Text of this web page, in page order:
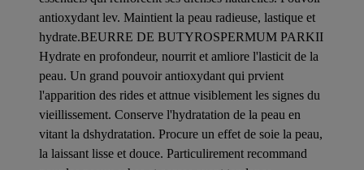
antioxydant lev. Maintient la peau radieuse, lastique et
hydrate.BEURRE DE BUTYROSPERMUM PARKII
Hydrate en profondeur, nourrit et amliore l'lasticit de la
peau. Un grand pouvoir antioxydant qui prvient
l'apparition des rides et attnue visiblement les signes du
vieillissement. Conserve l'hydratation de la peau en
vitant la dshydratation. Procure un effet de soie la peau,
la laissant lisse et douce. Particulirement recommand